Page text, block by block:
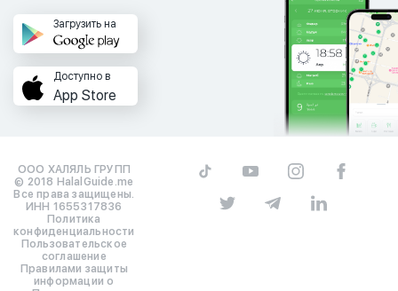
Загрузить на
Доступно в
App Store
ООО ХАЛЯЛЬ ГРУПП
© 2018 HalalGuide.me
Все права защищены.
ИНН 1655317836
Политика
конфиденциальности
Пользовательское
соглашение
Правилами защиты
информации о